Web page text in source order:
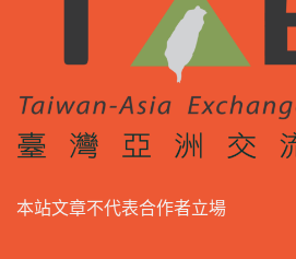
本站文章不代表合作者立場